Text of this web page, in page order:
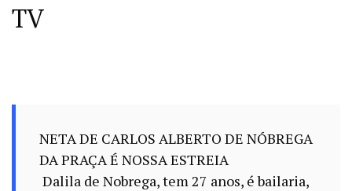
TV
NETA DE CARLOS ALBERTO DE NÓBREGA
DA PRAÇA É NOSSA ESTREIA
Dalila de Nobrega, tem 27 anos, é bailaria,